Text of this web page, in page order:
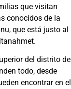
que visitan
conocidos de la
que está justo al
del distrito de
todo, desde
encontrar en el